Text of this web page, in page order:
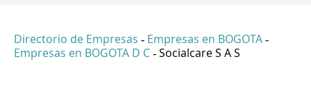
Directorio de Empresas - Empresas en BOGOTA -
Empresas en BOGOTA D C - Socialcare S A S